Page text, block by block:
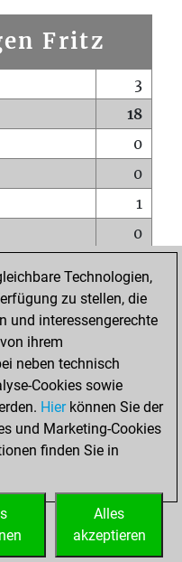
Fritz
3
18
0
0
1
0
0
0
0
Technologien,
zu stellen, die
und interessengerechte
ihrem
neben technisch
Cookies sowie
Hierkönnen Sie der
und Marketing-Cookies
finden Sie in
Alles
akzeptieren